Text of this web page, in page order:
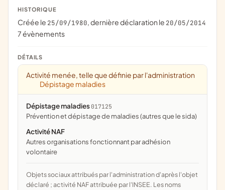
HISTORIQUE
Créée le 25/09/1980, dernière déclaration le 20/05/2014
7 évènements
DÉTAILS
Activité menée, telle que définie par l'administration
Dépistage maladies
Dépistage maladies 017125
prévention et dépistage de maladies (autres que le sida)
Activité NAF
Autres organisations fonctionnant par adhésion
volontaire
Objets sociaux attribués par l'administration d'après l'objet
déclaré ; activité NAF attribuée par l'INSEE. Les noms